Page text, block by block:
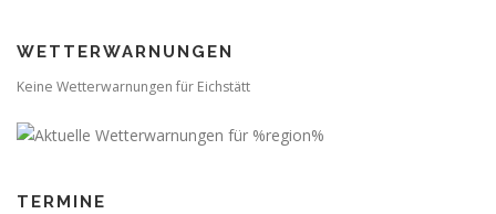
WETTERWARNUNGEN
Keine Wetterwarnungen für Eichstätt
TERMINE